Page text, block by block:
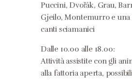
Puccini, Dvořák, Grau,
Gjeilo, Montemurro e una
canti sciamanici
Dalle 10.00 alle 18.00:
Attività assistite con gli
alla fattoria aperta,